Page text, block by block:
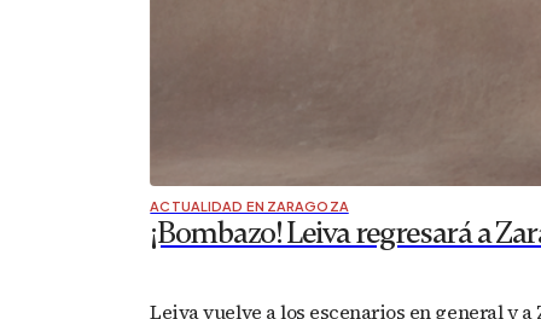
ACTUALIDAD EN ZARAGOZA
¡Bombazo! Leiva regresará a
Leiva vuelve a los escenarios en general y